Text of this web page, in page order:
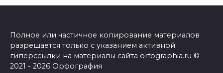
Полное или частичное копирование материалов
разрешается только с указанием активной
гиперссылки на материалы сайта orfographia.ru ©
2021 - 2026 Орфография